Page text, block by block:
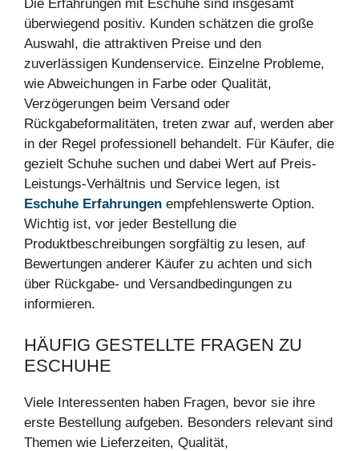
Die Erfahrungen mit Eschuhe sind insgesamt
überwiegend positiv. Kunden schätzen die große
Auswahl, die attraktiven Preise und den
zuverlässigen Kundenservice. Einzelne Probleme,
wie Abweichungen in Farbe oder Qualität,
Verzögerungen beim Versand oder
Rückgabeformalitäten, treten zwar auf, werden aber
in der Regel professionell behandelt. Für Käufer, die
gezielt Schuhe suchen und dabei Wert auf Preis-
Leistungs-Verhältnis und Service legen, ist
Eschuhe Erfahrungen empfehlenswerte Option.
Wichtig ist, vor jeder Bestellung die
Produktbeschreibungen sorgfältig zu lesen, auf
Bewertungen anderer Käufer zu achten und sich
über Rückgabe- und Versandbedingungen zu
informieren.
HÄUFIG GESTELLTE FRAGEN ZU
ESCHUHE
Viele Interessenten haben Fragen, bevor sie ihre
erste Bestellung aufgeben. Besonders relevant sind
Themen wie Lieferzeiten, Qualität,